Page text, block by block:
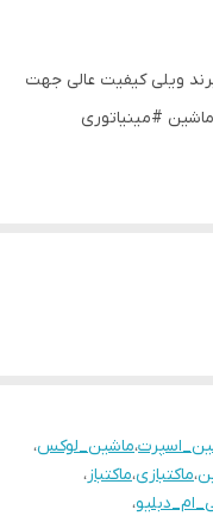
مرسدس بنز کلاسیک در مقیاس ۱/۳۶ برند ویلی کیفیت عالی جهت
#مینیاتوری
،ماشین_لوکس،
،ماکتبازی،ماکتباز،
،